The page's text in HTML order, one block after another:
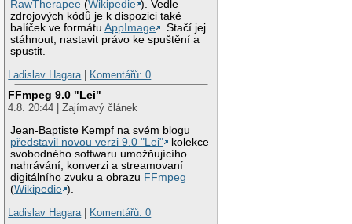
RawTherapee (Wikipedie ). Vedle
zdrojových kódů je k dispozici také
balíček ve formátuAppImage . Stačí jej
stáhnout, nastavit právo ke spuštění a
spustit.
Ladislav Hagara
Komentářů: 0
FFmpeg 9.0 "Lei"
4.8. 20:44 | Zajímavý článek
Jean-Baptiste Kempf na svém blogu
představil novou verzi 9.0 "Lei"
kolekce
svobodného softwaru umožňujícího
nahrávání, konverzi a streamovaní
digitálního zvuku a obrazu FFmpeg
(Wikipedie ).
Ladislav Hagara
Komentářů: 0